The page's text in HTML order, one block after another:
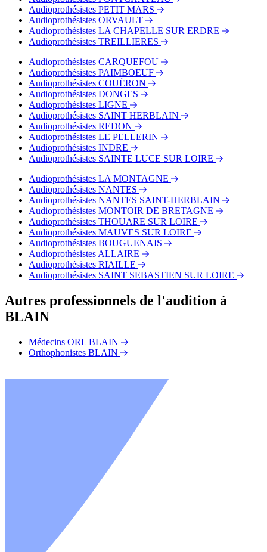
Audioprothésistes PETIT MARS
Audioprothésistes ORVAULT
Audioprothésistes LA CHAPELLE SUR ERDRE
Audioprothésistes TREILLIERES
Audioprothésistes CARQUEFOU
Audioprothésistes PAIMBOEUF
Audioprothésistes COUËRON
Audioprothésistes DONGES
Audioprothésistes LIGNE
Audioprothésistes SAINT HERBLAIN
Audioprothésistes REDON
Audioprothésistes LE PELLERIN
Audioprothésistes INDRE
Audioprothésistes SAINTE LUCE SUR LOIRE
Audioprothésistes LA MONTAGNE
Audioprothésistes NANTES
Audioprothésistes NANTES SAINT-HERBLAIN
Audioprothésistes MONTOIR DE BRETAGNE
Audioprothésistes THOUARE SUR LOIRE
Audioprothésistes MAUVES SUR LOIRE
Audioprothésistes BOUGUENAIS
Audioprothésistes ALLAIRE
Audioprothésistes RIAILLE
Audioprothésistes SAINT SEBASTIEN SUR LOIRE
Autres professionnels de l'audition à
BLAIN
Médecins ORL BLAIN
Orthophonistes BLAIN